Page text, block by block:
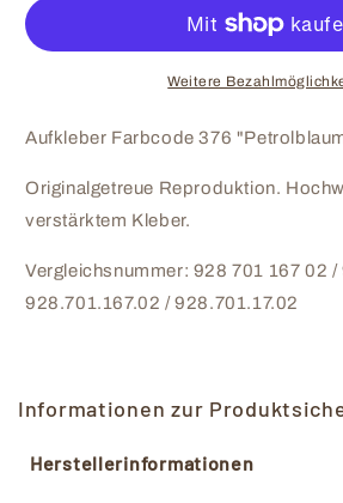
Porsche
Porsche
Farbcode
Weitere
Aufkleber Farbcode 376
Originalgetreue Reproduktion.
verstärktem Kleber.
Vergleichsnummer: 928 701 167 02
928.701.167.02 / 928.701.17.02
Informationen zur
Herstellerinformationen